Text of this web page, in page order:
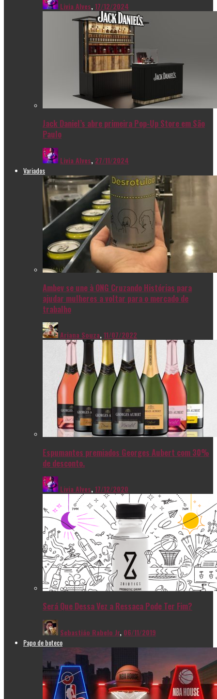
Livia Alves,17/12/2024
Jack Daniel’s abre primeira Pop-Up Store em São
Paulo
Livia Alves, 27/11/2024
Variados
Ambev se une à ONG Cruzando Histórias para
ajudar mulheres a voltar para o mercado de
trabalho
Ariana Souza,11/07/2022
Espumantes premiados Georges Aubert com 30%
de desconto.
Livia Alves,17/12/2020
Será Que Dessa Vez a Ressaca Pode Ter Fim?
Sebastião Rabelo Jr, 06/11/2019
Papo de boteco